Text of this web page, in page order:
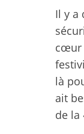
Il y a
cœur
là
ait
de la